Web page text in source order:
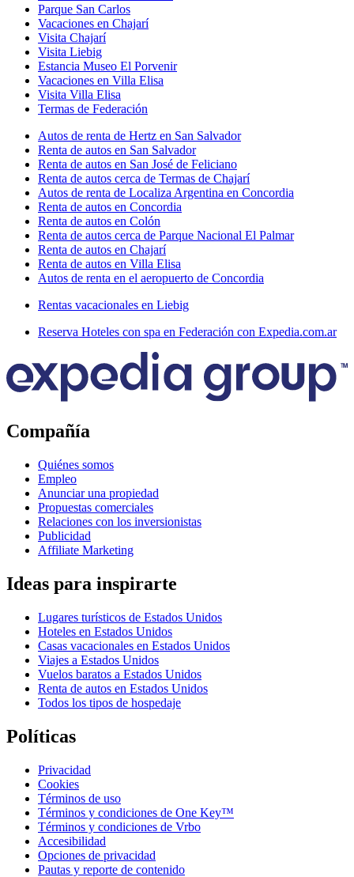
Parque San Carlos
Vacaciones en Chajarí
Visita Chajarí
Visita Liebig
Estancia Museo El Porvenir
Vacaciones en Villa Elisa
Visita Villa Elisa
Termas de Federación
Autos de renta de Hertz en San Salvador
Renta de autos en San Salvador
Renta de autos en San José de Feliciano
Renta de autos cerca de Termas de Chajarí
Autos de renta de Localiza Argentina en Concordia
Renta de autos en Concordia
Renta de autos en Colón
Renta de autos cerca de Parque Nacional El Palmar
Renta de autos en Chajarí
Renta de autos en Villa Elisa
Autos de renta en el aeropuerto de Concordia
Rentas vacacionales en Liebig
Reserva Hoteles con spa en Federación con Expedia.com.ar
Compañía
Quiénes somos
Empleo
Anunciar una propiedad
Propuestas comerciales
Relaciones con los inversionistas
Publicidad
Affiliate Marketing
Ideas para inspirarte
Lugares turísticos de Estados Unidos
Hoteles en Estados Unidos
Casas vacacionales en Estados Unidos
Viajes a Estados Unidos
Vuelos baratos a Estados Unidos
Renta de autos en Estados Unidos
Todos los tipos de hospedaje
Políticas
Privacidad
Cookies
Términos de uso
Términos y condiciones de One Key™
Términos y condiciones de Vrbo
Accesibilidad
Opciones de privacidad
Pautas y reporte de contenido